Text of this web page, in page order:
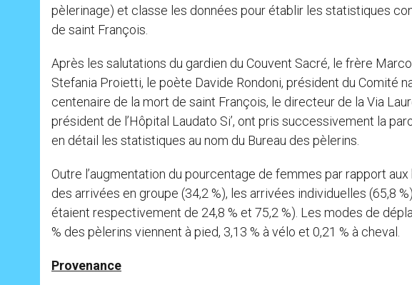
pèlerinage) et classe les données pour établir les statistiques
de saint François.
Après les salutations du gardien du Couvent Sacré, le frère
Stefania Proietti, le poète Davide Rondoni, président du Comité
centenaire de la mort de saint François, le directeur de la Via
président de l’Hôpital Laudato Si’, ont pris successivement la
en détail les statistiques au nom du Bureau des pèlerins.
Outre l’augmentation du pourcentage de femmes par rapport
des arrivées en groupe (34,2 %), les arrivées individuelles (65,8
étaient respectivement de 24,8 % et 75,2 %). Les modes de
% des pèlerins viennent à pied, 3,13 % à vélo et 0,21 % à cheval.
Provenance